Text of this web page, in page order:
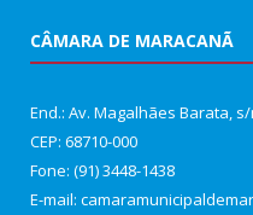
CÂMARA DE MARACANÃ
End.: Av. Magalhães Barata,
CEP: 68710-000
Fone: (91) 3448-1438
E-mail: